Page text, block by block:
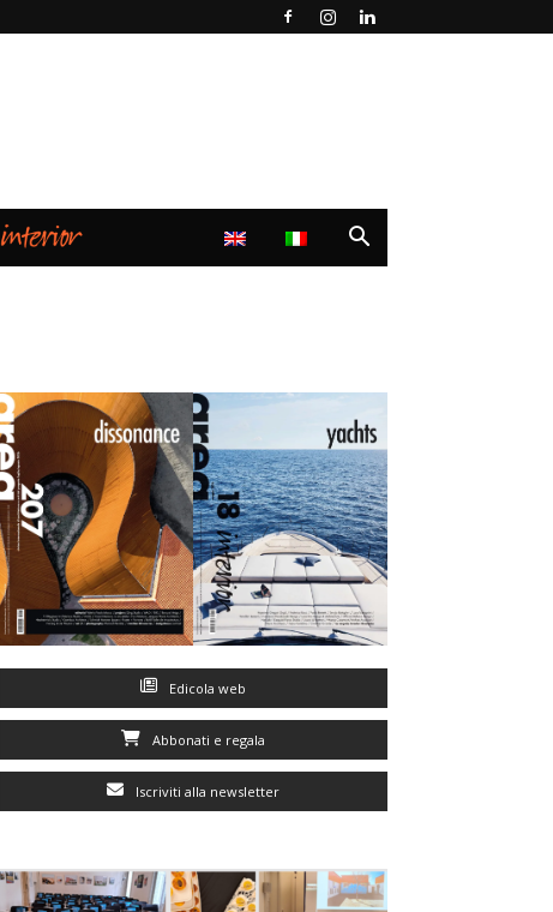
Edicola web
Abbonati e regala
Iscriviti alla newsletter